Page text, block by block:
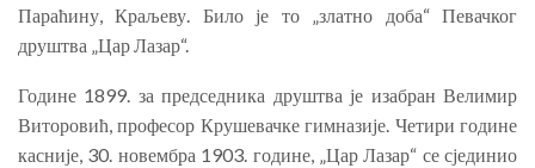
Параћину, Краљеву. Било је то „златно доба“ Певачког
друштва „Цар Лазар“.
Године 1899. за председника друштва је изабран Велимир
Виторовић, професор Крушевачке гимназије. Четири године
касније, 30. новембра 1903. године, „Цар Лазар“ се сјединио